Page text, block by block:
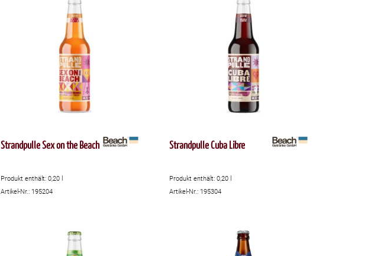
Strandpulle Sex on the Beach
Produkt enthält: 0,20
Artikel-Nr.: 195204
Strandpulle Cuba Libre
Produkt enthält: 0,20
Artikel-Nr.: 195304